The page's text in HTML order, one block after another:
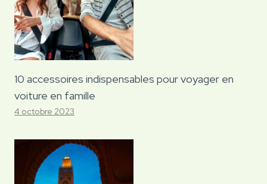
10 accessoires indispensables pour voyager en
voiture en famille
4 octobre 2023